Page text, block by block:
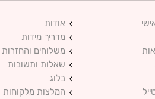
אודות
מדריך מידות
משלוחים והחזרות
שאלות ותשובות
בלוג
המלצות מלקוחות